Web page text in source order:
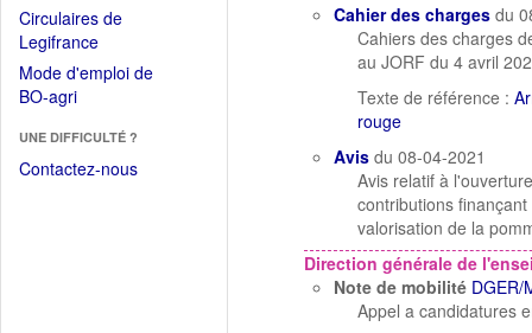
Circulaires de
Legifrance(Ouvrir
dans
une
fenêtre)
Mode d'emploi de
BO-agri(Ouvrir
une
nouvelle
UNE DIFFICULTÉ ?
Contactez-nous
Cahier des charges du
Cahiers des charges
au JORF du 4 avril
Texte de référence :
rouge
Avis du 08-04-2021
Avis relatif à
contributions
valorisation de la
Direction générale de
Note de mobilité DGER/
Appel a candidatures